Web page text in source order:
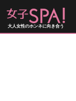
大人女性のホンネに向き合う